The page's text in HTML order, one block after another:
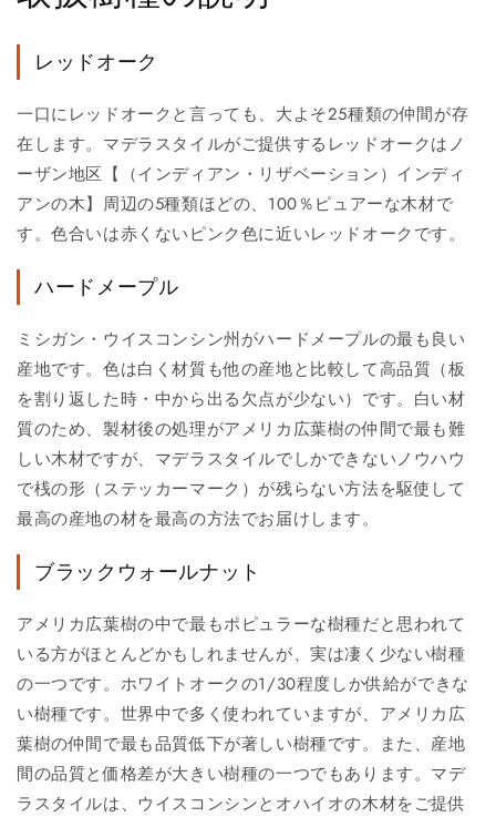
レッドオーク
一口にレッドオークと言っても、大よそ25種類の仲間が存
在します。マデラスタイルがご提供するレッドオークはノ
ーザン地区【（インディアン・リザベーション）インディ
アンの木】周辺の5種類ほどの、100％ピュアーな木材で
す。色合いは赤くないピンク色に近いレッドオークです。
ハードメープル
ミシガン・ウイスコンシン州がハードメープルの最も良い
産地です。色は白く材質も他の産地と比較して高品質（板
を割り返した時・中から出る欠点が少ない）です。白い材
質のため、製材後の処理がアメリカ広葉樹の仲間で最も難
しい木材ですが、マデラスタイルでしかできないノウハウ
で桟の形（ステッカーマーク）が残らない方法を駆使して
最高の産地の材を最高の方法でお届けします。
ブラックウォールナット
アメリカ広葉樹の中で最もポピュラーな樹種だと思われて
いる方がほとんどかもしれませんが、実は凄く少ない樹種
の一つです。ホワイトオークの1/30程度しか供給ができな
い樹種です。世界中で多く使われていますが、アメリカ広
葉樹の仲間で最も品質低下が著しい樹種です。また、産地
間の品質と価格差が大きい樹種の一つでもあります。マデ
ラスタイルは、ウイスコンシンとオハイオの木材をご提供